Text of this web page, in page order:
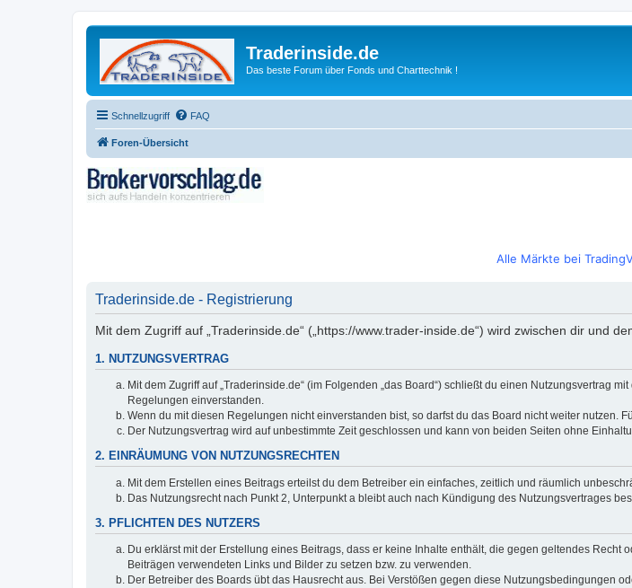
Traderinside.de
Das beste Forum über Fonds und Charttechnik !
Schnellzugriff FAQ
Foren-Übersicht
Alle Märkte bei
Traderinside.de - Registrierung
Mit dem Zugriff auf „Traderinside.de“ („https://www.trader-inside.de“) wird zwischen dir und
1. NUTZUNGSVERTRAG
Mit dem Zugriff auf „Traderinside.de“ (im Folgenden „das Board“) schließt du einen Nutzungsvertrag
Regelungen einverstanden.
Wenn du mit diesen Regelungen nicht einverstanden bist, so darfst du das Board nicht weiter
Der Nutzungsvertrag wird auf unbestimmte Zeit geschlossen und kann von beiden Seiten ohne
2. EINRÄUMUNG VON NUTZUNGSRECHTEN
Mit dem Erstellen eines Beitrags erteilst du dem Betreiber ein einfaches, zeitlich und räumlich
Das Nutzungsrecht nach Punkt 2, Unterpunkt a bleibt auch nach Kündigung des Nutzungsvertrages
3. PFLICHTEN DES NUTZERS
Du erklärst mit der Erstellung eines Beitrags, dass er keine Inhalte enthält, die gegen geltendes
Beiträgen verwendeten Links und Bilder zu setzen bzw. zu verwenden.
Der Betreiber des Boards übt das Hausrecht aus. Bei Verstößen gegen diese Nutzungsbedingungen